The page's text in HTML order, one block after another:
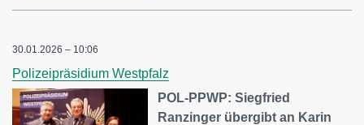
30.01.2026 – 10:06
Polizeipräsidium Westpfalz
POL-PPWP: Siegfried
Ranzinger übergibt an Karin